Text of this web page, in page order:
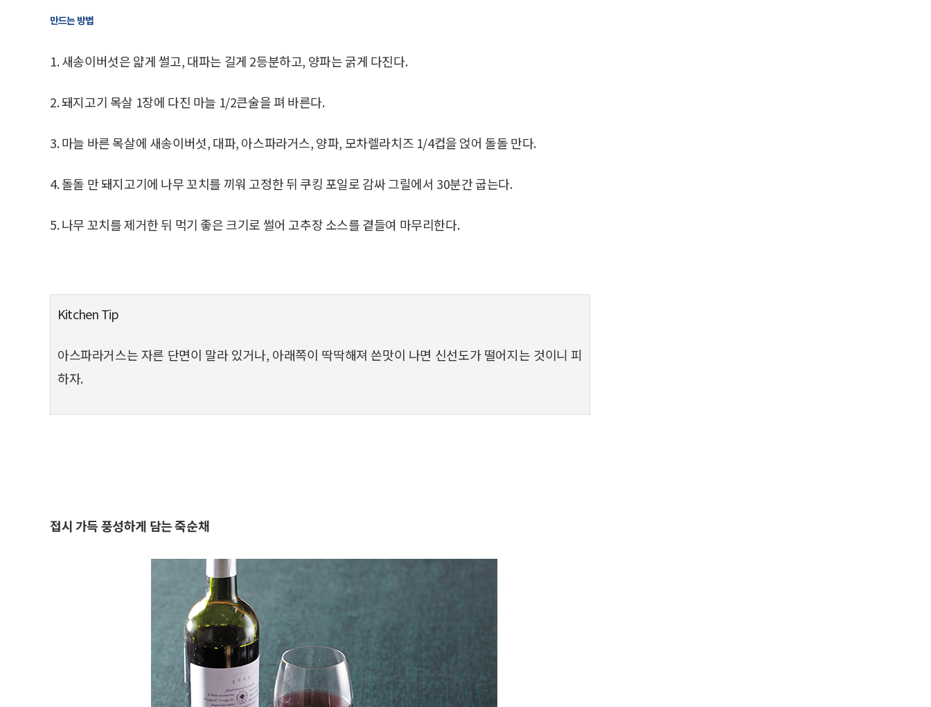
만드는 방법
1. 새송이버섯은 얇게 썰고, 대파는 길게 2등분하고, 양파는 굵게 다진다.
2. 돼지고기 목살 1장에 다진 마늘 1/2큰술을 펴 바른다.
3. 마늘 바른 목살에 새송이버섯, 대파, 아스파라거스, 양파, 모차렐라치즈 1/4컵을 얹어 돌돌 만다.
4. 돌돌 만 돼지고기에 나무 꼬치를 끼워 고정한 뒤 쿠킹 포일로 감싸 그릴에서 30분간 굽는다.
5. 나무 꼬치를 제거한 뒤 먹기 좋은 크기로 썰어 고추장 소스를 곁들여 마무리한다.
Kitchen Tip
아스파라거스는 자른 단면이 말라 있거나, 아래쪽이 딱딱해져 쓴맛이 나면 신선도가 떨어지는 것이니 피
하자.
접시 가득 풍성하게 담는 죽순채